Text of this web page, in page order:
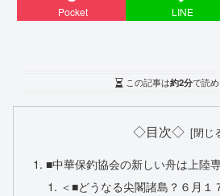
Pocket LINE
この記事は約2分で読め
◇目次◇
■中華保釣協会の新しい舟は上陸
＜■どうなる尖閣諸島？６月１